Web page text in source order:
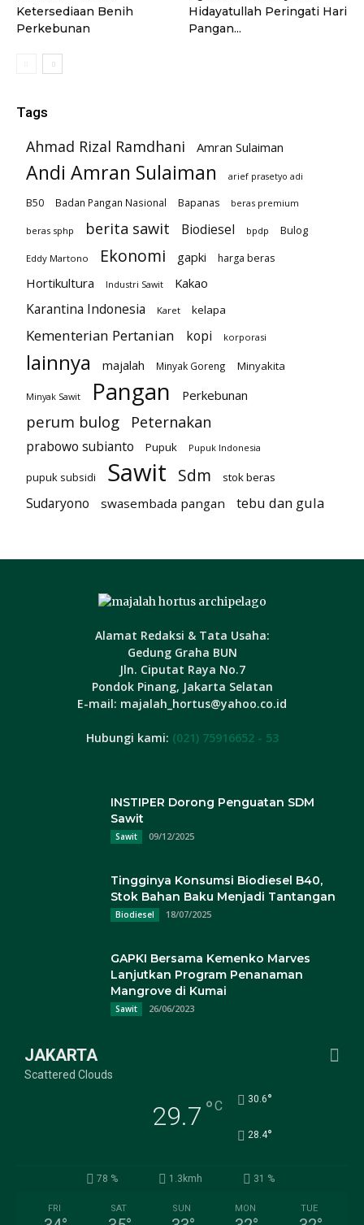
Ketersediaan Benih
Perkebunan
Hidayatullah Peringati Hari
Pangan...
Tags
Ahmad Rizal Ramdhani Amran Sulaiman
Andi Amran Sulaiman arief prasetyo adi
B50 Badan Pangan Nasional Bapanas beras premium
beras sphp berita sawit Biodiesel bpdp Bulog
Eddy Martono Ekonomi gapki harga beras
Hortikultura Industri Sawit Kakao
Karantina Indonesia Karet kelapa
Kementerian Pertanian kopi korporasi
lainnya majalah Minyak Goreng Minyakita
Minyak Sawit Pangan Perkebunan
perum bulog Peternakan
prabowo subianto Pupuk Pupuk Indonesia
pupuk subsidi Sawit Sdm stok beras
Sudaryono swasembada pangan tebu dan gula
Alamat Redaksi & Tata Usaha:
Gedung Graha BUN
Jln. Ciputat Raya No.7
Pondok Pinang, Jakarta Selatan
E-mail: majalah_hortus@yahoo.co.id
Hubungi kami: (021) 75916652 - 53
INSTIPER Dorong Penguatan SDM
Sawit
Sawit 09/12/2025
Tingginya Konsumsi Biodiesel B40,
Stok Bahan Baku Menjadi Tantangan
Biodiesel 18/07/2025
GAPKI Bersama Kemenko Marves
Lanjutkan Program Penanaman
Mangrove di Kumai
Sawit 26/06/2023
JAKARTA
Scattered Clouds
29.7 °C 30.6°
28.4°
78 % 1.3kmh 31 %
FRI SAT SUN MON TUE